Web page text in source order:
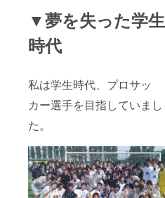
▼夢を失った学生
時代
私は学生時代、プロサッ
カー選手を目指していまし
た。